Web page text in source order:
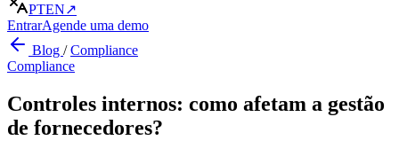
PTEN↗
EntrarAgende uma demo
Blog /Compliance
Compliance
Controles internos: como afetam a gestão
de fornecedores?